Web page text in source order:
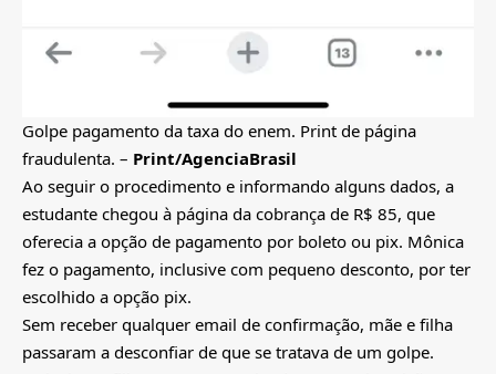
Golpe pagamento da taxa do enem. Print de página
fraudulenta. – Print/AgenciaBrasil
Ao seguir o procedimento e informando alguns dados, a
estudante chegou à página da cobrança de R$ 85, que
oferecia a opção de pagamento por boleto ou pix. Mônica
fez o pagamento, inclusive com pequeno desconto, por ter
escolhido a opção pix.
Sem receber qualquer email de confirmação, mãe e filha
passaram a desconfiar de que se tratava de um golpe.